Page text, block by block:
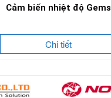
Cảm biến nhiệt độ Gems
Chi tiết